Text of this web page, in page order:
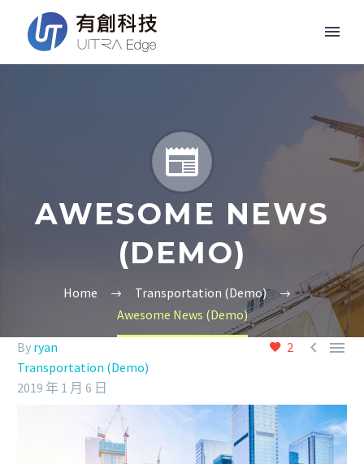


AWESOME NEWS
(DEMO)
Home
Transportation (Demo)
Awesome News (Demo)
2
 
By ryan
Transportation (Demo)
2019 年 1 月 6 日